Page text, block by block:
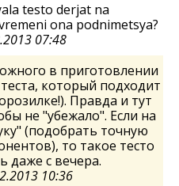
testo derjat na
ona podnimetsya?
07:48
в приготовлении
который подходит
Правда и тут
не "убежало". Если на
(подобрать точную
то такое тесто
даже с вечера.
10:36